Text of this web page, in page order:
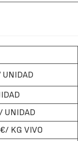
UNIDAD
KG VIVO